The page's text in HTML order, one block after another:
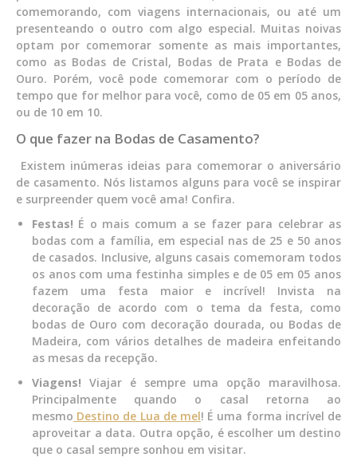
comemorando, com viagens internacionais, ou até um
presenteando o outro com algo especial. Muitas noivas
optam por comemorar somente as mais importantes,
como as Bodas de Cristal, Bodas de Prata e Bodas de
Ouro. Porém, você pode comemorar com o período de
tempo que for melhor para você, como de 05 em 05 anos,
ou de 10 em 10.
O que fazer na Bodas de Casamento?
Existem inúmeras ideias para comemorar o aniversário
de casamento. Nós listamos alguns para você se inspirar
e surpreender quem você ama! Confira.
Festas! É o mais comum a se fazer para celebrar as
bodas com a família, em especial nas de 25 e 50 anos
de casados. Inclusive, alguns casais comemoram todos
os anos com uma festinha simples e de 05 em 05 anos
fazem uma festa maior e incrível! Invista na
decoração de acordo com o tema da festa, como
bodas de Ouro com decoração dourada, ou Bodas de
Madeira, com vários detalhes de madeira enfeitando
as mesas da recepção.
Viagens! Viajar é sempre uma opção maravilhosa.
Principalmente quando o casal retorna ao
mesmo Destino de Lua de mel! É uma forma incrível de
aproveitar a data. Outra opção, é escolher um destino
que o casal sempre sonhou em visitar.